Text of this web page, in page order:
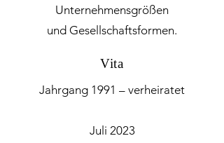
Unternehmensgrößen
und Gesellschaftsformen.
Vita
Jahrgang 1991 – verheiratet
Juli 2023